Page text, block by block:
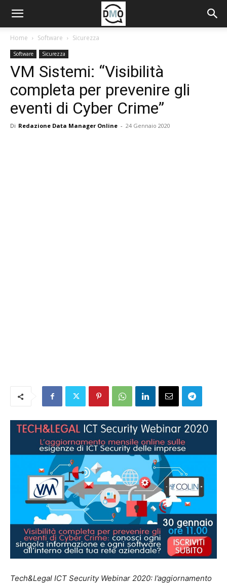
Home Software Sicurezza
Software Sicurezza
VM Sistemi: “Visibilità
completa per prevenire gli
eventi di Cyber Crime”
Di Redazione Data Manager Online - 24 Gennaio 2020
Tech&Legal ICT Security Webinar 2020: l’aggiornamento